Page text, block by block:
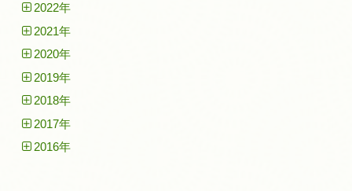
2022年
2021年
2020年
2019年
2018年
2017年
2016年